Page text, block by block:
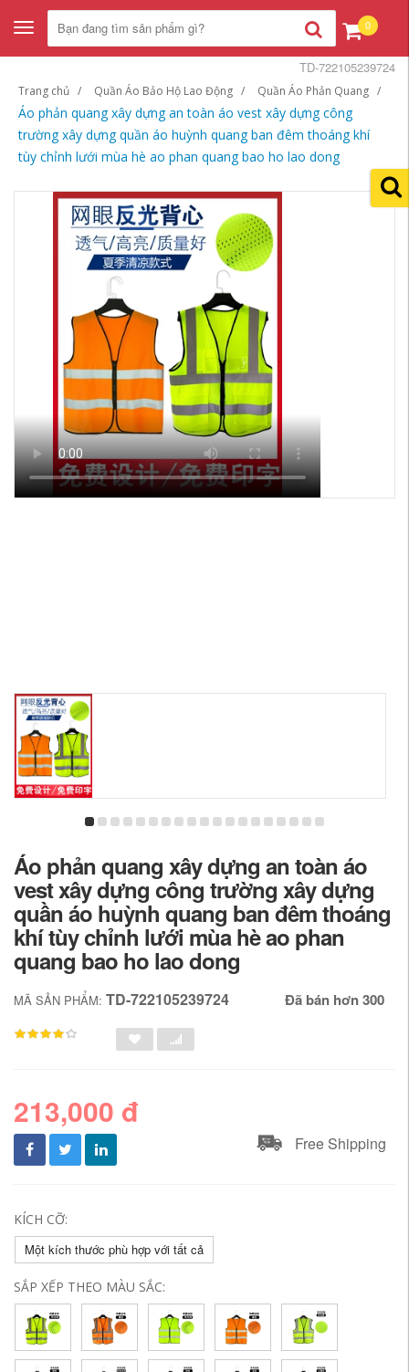
Toggle
navigation
0
Trang chủ Quần Áo Bảo Hộ Lao Động Quần Áo Phản Quang
Áo phản quang xây dựng an toàn áo vest xây dựng công
trường xây dựng quần áo huỳnh quang ban đêm thoáng khí
tùy chỉnh lưới mùa hè ao phan quang bao ho lao dong
TD-722105239724
Áo phản quang xây dựng an toàn áo
vest xây dựng công trường xây dựng
quần áo huỳnh quang ban đêm thoáng
khí tùy chỉnh lưới mùa hè ao phan
quang bao ho lao dong
MÃ SẢN PHẨM: TD-722105239724 Đã bán hơn 300
213,000 đ
Free Shipping
KÍCH CỠ:
Một kích thước phù hợp với tất cả
SẮP XẾP THEO MÀU SẮC: